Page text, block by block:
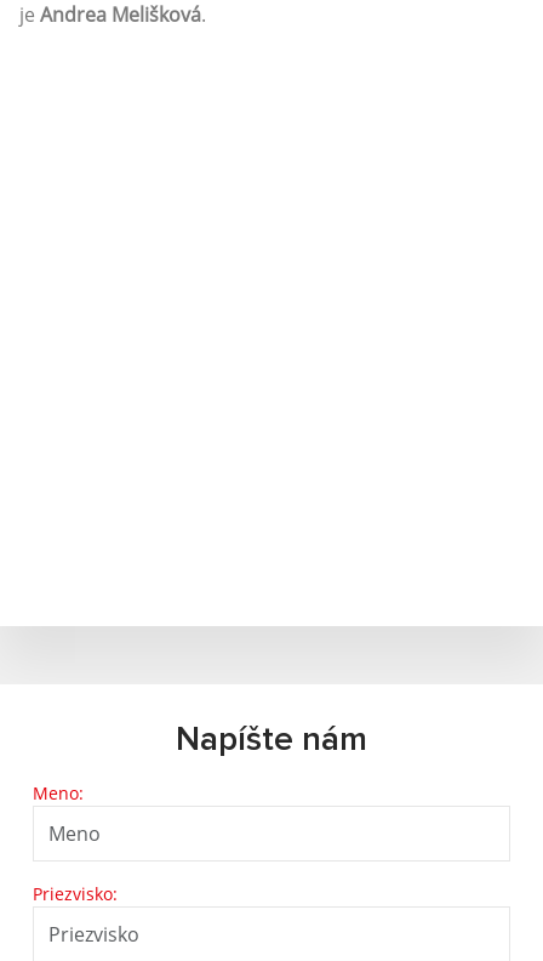
je Andrea Melišková.
Napíšte nám
Meno:
Priezvisko: